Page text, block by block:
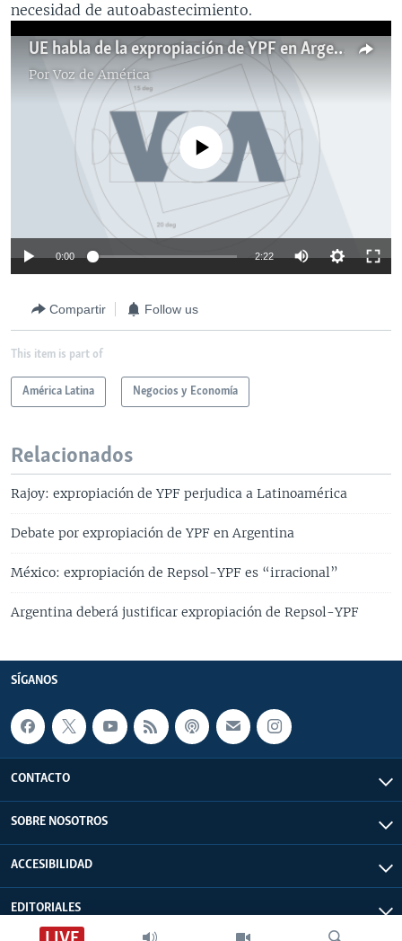
necesidad de autoabastecimiento.
UE habla de la expropiación de YPF en Argentina
Por Voz de América
No media source currently available
0:00 2:22
Compartir Follow us
This item is part of
América Latina Negocios y Economía
Relacionados
Rajoy: expropiación de YPF perjudica a Latinoamérica
Debate por expropiación de YPF en Argentina
México: expropiación de Repsol-YPF es “irracional”
Argentina deberá justificar expropiación de Repsol-YPF
SÍGANOS
CONTACTO
SOBRE NOSOTROS
ACCESIBILIDAD
EDITORIALES